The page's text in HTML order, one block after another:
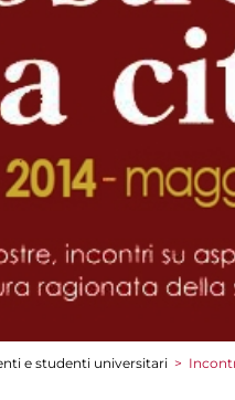
e studenti universitari >